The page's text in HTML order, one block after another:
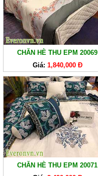
RUỘT
GỐI
RUỘT
CHĂN
BÔNG
BỘ
CAO
CẤP
ARTEMIS
SẢN
PHẨM
GIẢM
CHĂN HÈ THU EPM 20069
Giá: 1,840,000 Đ
CHĂN HÈ THU EPM 20071